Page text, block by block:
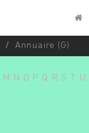
Annuaire (G)
M N O P Q R S T U